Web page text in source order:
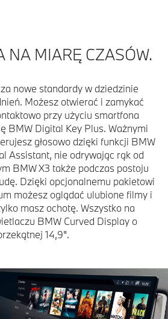
NA MIARĘ CZASÓW.
nowe standardy w dziedzinie
Możesz otwierać i zamykać
przy użyciu smartfona
BMW Digital Key Plus. Ważnymi
głosowo dzięki funkcji BMW
Assistant, nie odrywając rąk od
BMW X3 także podczas postoju
Dzięki opcjonalnemu pakietowi
możesz oglądać ulubione filmy i
masz ochotę. Wszystko na
BMW Curved Display o
14,9".